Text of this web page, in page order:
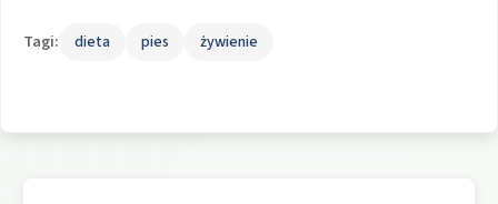
Tagi: dieta pies żywienie